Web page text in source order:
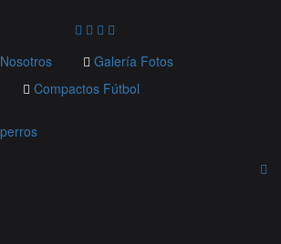
Nosotros
Galería Fotos
Compactos Fútbol